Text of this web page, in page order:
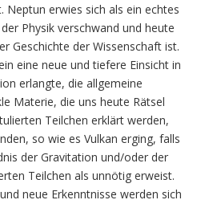
Neptun erwies sich als ein echtes
Physik verschwand und heute
Geschichte der Wissenschaft ist.
eine neue und tiefere Einsicht in
erlangte, die allgemeine
Materie, die uns heute Rätsel
Teilchen erklärt werden,
so wie es Vulkan erging, falls
der Gravitation und/oder der
Teilchen als unnötig erweist.
neue Erkenntnisse werden sich